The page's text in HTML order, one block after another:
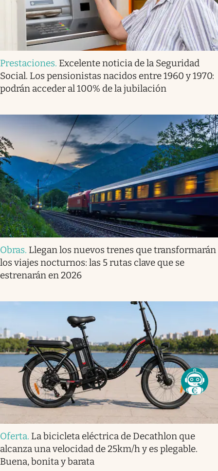
Prestaciones. Excelente noticia de la Seguridad
Social. Los pensionistas nacidos entre 1960 y 1970:
podrán acceder al 100% de la jubilación
Obras. Llegan los nuevos trenes que transformarán
los viajes nocturnos: las 5 rutas clave que se
estrenarán en 2026
Oferta. La bicicleta eléctrica de Decathlon que
alcanza una velocidad de 25km/h y es plegable.
Buena, bonita y barata